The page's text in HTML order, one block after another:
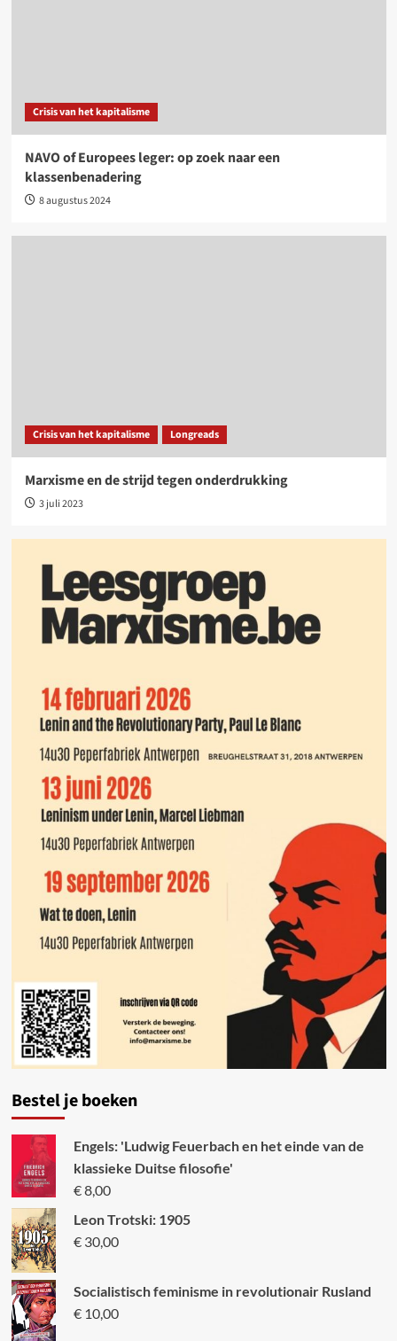
Crisis van het kapitalisme
NAVO of Europees leger: op zoek naar een
klassenbenadering
8 augustus 2024
Crisis van het kapitalisme Longreads
Marxisme en de strijd tegen onderdrukking
3 juli 2023
Bestel je boeken
Engels: 'Ludwig Feuerbach en het einde van de
klassieke Duitse filosofie'
€8,00
Leon Trotski: 1905
€30,00
Socialistisch feminisme in revolutionair Rusland
€10,00